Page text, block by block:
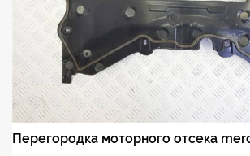
Перегородка моторного отсека